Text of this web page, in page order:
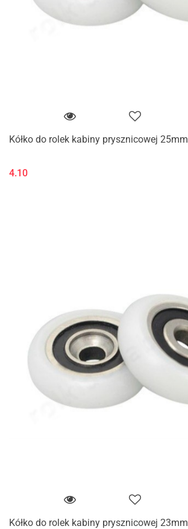
Kółko do rolek kabiny prysznicowej
4.10
Kółko do rolek kabiny prysznicowej 23mm